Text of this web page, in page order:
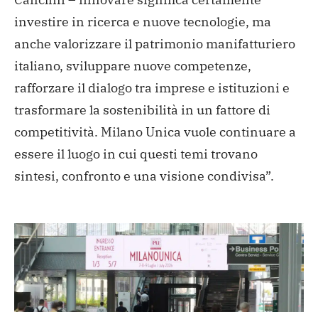
investire in ricerca e nuove tecnologie, ma
anche valorizzare il patrimonio manifatturiero
italiano, sviluppare nuove competenze,
rafforzare il dialogo tra imprese e istituzioni e
trasformare la sostenibilità in un fattore di
competitività. Milano Unica vuole continuare a
essere il luogo in cui questi temi trovano
sintesi, confronto e una visione condivisa”.